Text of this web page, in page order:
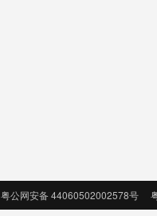
粤公网安备 44060502002578号